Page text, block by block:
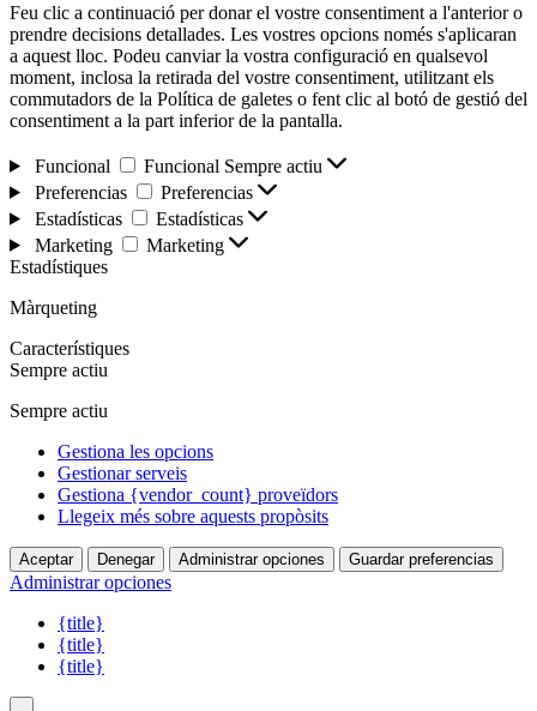
Feu clic a continuació per donar el vostre consentiment a l'anterior o
prendre decisions detallades. Les vostres opcions només s'aplicaran
a aquest lloc. Podeu canviar la vostra configuració en qualsevol
moment, inclosa la retirada del vostre consentiment, utilitzant els
commutadors de la Política de galetes o fent clic al botó de gestió del
consentiment a la part inferior de la pantalla.
Funcional Funcional Sempre actiu
Preferencias
Preferencias
Estadísticas
Estadísticas
Marketing
Marketing
Estadístiques
Màrqueting
Característiques
Sempre actiu
Sempre actiu
Gestiona les opcions
Gestionar serveis
Gestiona {vendor_count} proveïdors
Llegeix més sobre aquests propòsits
Aceptar Denegar Administrar opciones Guardar preferencias
Administrar opciones
{title}
{title}
{title}